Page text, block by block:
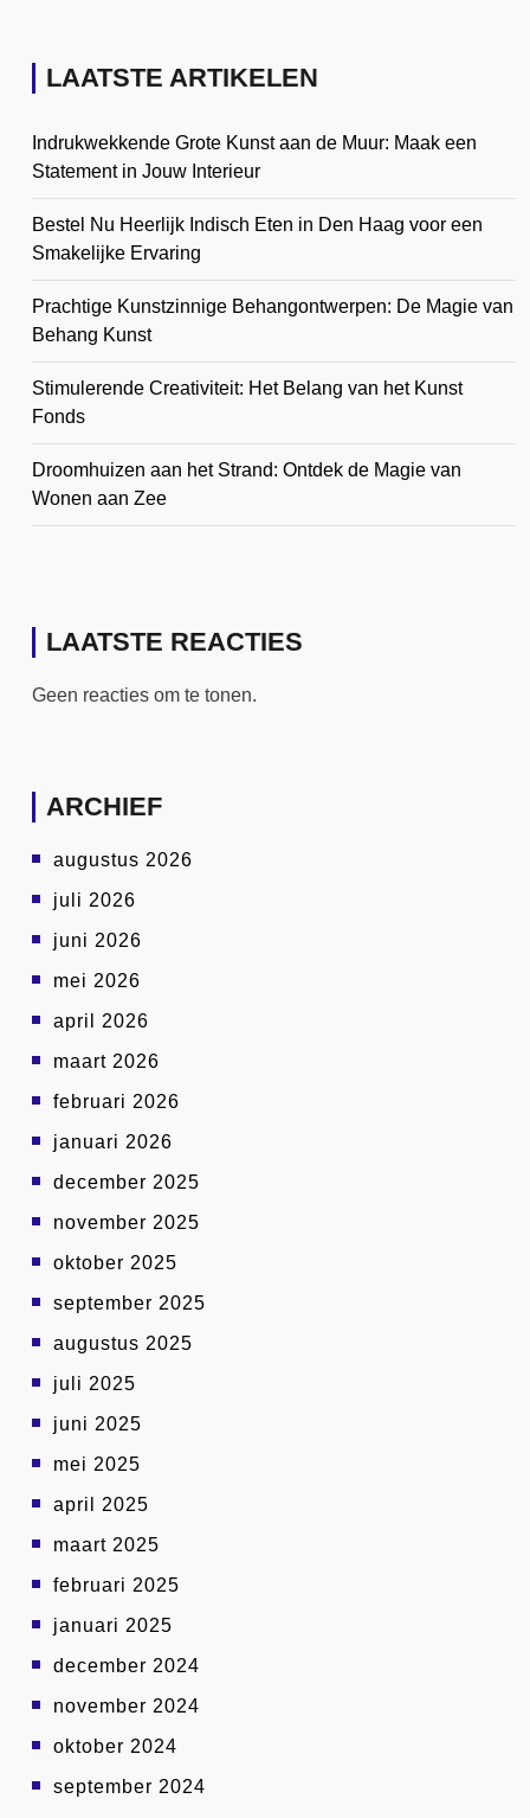
LAATSTE ARTIKELEN
Indrukwekkende Grote Kunst aan de Muur: Maak een
Statement in Jouw Interieur
Bestel Nu Heerlijk Indisch Eten in Den Haag voor een
Smakelijke Ervaring
Prachtige Kunstzinnige Behangontwerpen: De Magie van
Behang Kunst
Stimulerende Creativiteit: Het Belang van het Kunst
Fonds
Droomhuizen aan het Strand: Ontdek de Magie van
Wonen aan Zee
LAATSTE REACTIES
Geen reacties om te tonen.
ARCHIEF
augustus 2026
juli 2026
juni 2026
mei 2026
april 2026
maart 2026
februari 2026
januari 2026
december 2025
november 2025
oktober 2025
september 2025
augustus 2025
juli 2025
juni 2025
mei 2025
april 2025
maart 2025
februari 2025
januari 2025
december 2024
november 2024
oktober 2024
september 2024